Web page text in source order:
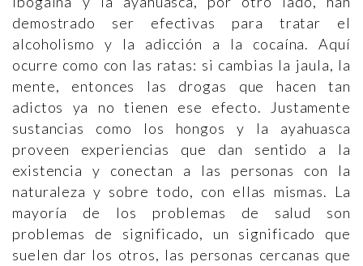
demostrado ser efectivas para tratar el
alcoholismo y la adicción a la cocaína. Aquí
ocurre como con las ratas: si cambias la jaula, la
mente, entonces las drogas que hacen tan
adictos ya no tienen ese efecto. Justamente
sustancias como los hongos y la ayahuasca
proveen experiencias que dan sentido a la
existencia y conectan a las personas con la
naturaleza y sobre todo, con ellas mismas. La
mayoría de los problemas de salud son
problemas de significado, un significado que
suelen dar los otros, las personas cercanas que